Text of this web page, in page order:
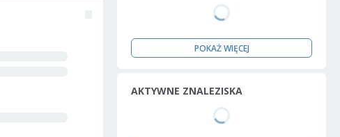
POKAŻ WIĘCEJ
AKTYWNE ZNALEZISKA